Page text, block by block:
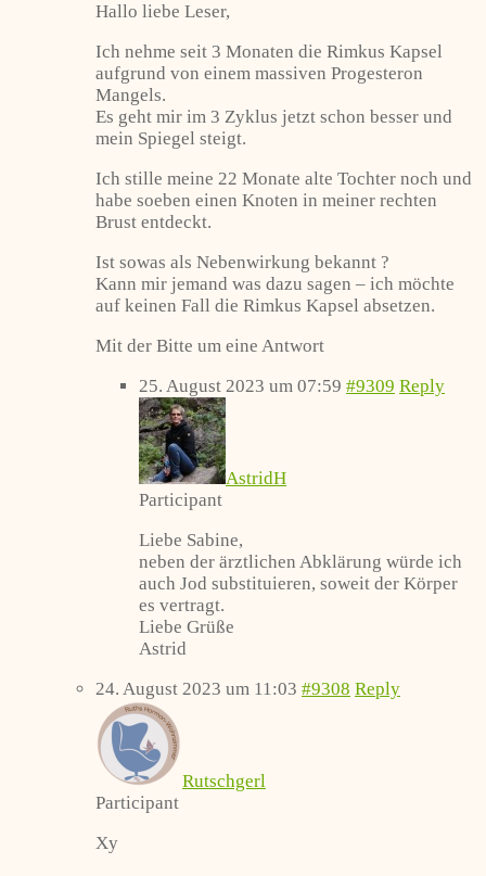
Hallo liebe Leser,
Ich nehme seit 3 Monaten die Rimkus Kapsel
aufgrund von einem massiven Progesteron
Mangels.
Es geht mir im 3 Zyklus jetzt schon besser und
mein Spiegel steigt.
Ich stille meine 22 Monate alte Tochter noch und
habe soeben einen Knoten in meiner rechten
Brust entdeckt.
Ist sowas als Nebenwirkung bekannt ?
Kann mir jemand was dazu sagen – ich möchte
auf keinen Fall die Rimkus Kapsel absetzen.
Mit der Bitte um eine Antwort
25. August 2023 um 07:59 #9309 Reply
AstridH
Participant
Liebe Sabine,
neben der ärztlichen Abklärung würde ich
auch Jod substituieren, soweit der Körper
es vertragt.
Liebe Grüße
Astrid
24. August 2023 um 11:03 #9308 Reply
Rutschgerl
Participant
Xy